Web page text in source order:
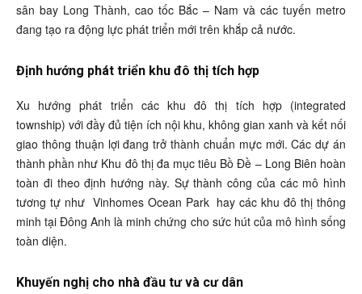
sân bay Long Thành, cao tốc Bắc – Nam và các tuyến metro
đang tạo ra động lực phát triển mới trên khắp cả nước.
Định hướng phát triển khu đô thị tích hợp
Xu hướng phát triển các khu đô thị tích hợp (integrated
township) với đầy đủ tiện ích nội khu, không gian xanh và kết nối
giao thông thuận lợi đang trở thành chuẩn mực mới. Các dự án
thành phần như Khu đô thị đa mục tiêu Bồ Đề – Long Biên hoàn
toàn đi theo định hướng này. Sự thành công của các mô hình
tương tự như Vinhomes Ocean Park hay các khu đô thị thông
minh tại Đông Anh là minh chứng cho sức hút của mô hình sống
toàn diện.
Khuyến nghị cho nhà đầu tư và cư dân